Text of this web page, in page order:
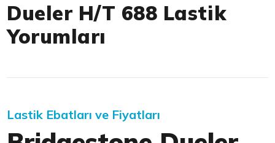
Dueler H/T 688 Lastik
Yorumları
Lastik Ebatları ve Fiyatları